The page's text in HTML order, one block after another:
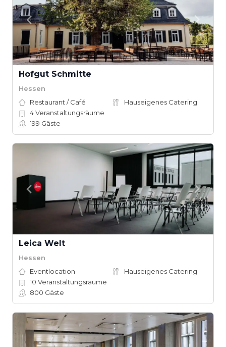
Hofgut Schmitte
Hessen
Restaurant / Café
Hauseigenes Catering
4Veranstaltungsräume
199 Gäste
Leica Welt
Hessen
Eventlocation
Hauseigenes Catering
10 Veranstaltungsräume
800 Gäste